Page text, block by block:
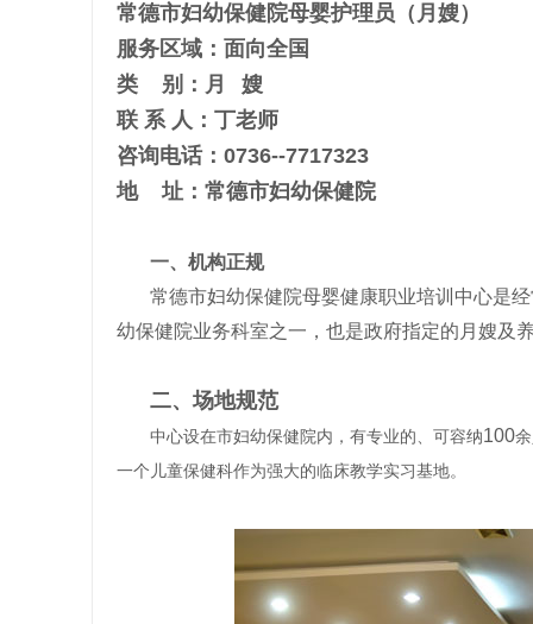
常德市妇幼保健院母婴护理员（月嫂）
服务区域：面向全国
类 别：月
嫂
联 系 人：丁老师
咨询电话：0736--7717323
地 址：常德市妇幼保健院
一、机构正规
常德市妇幼保健院母婴健康职业培训中心是
幼保健院业务科室之一，也是政府指定的月嫂及
二、场地规范
中心设在市妇幼保健院内，有专业的、可容纳100
一个儿童保健科作为强大的临床教学实习基地。